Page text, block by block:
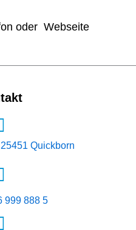
oder Webseite
Quickborn
999 888 5